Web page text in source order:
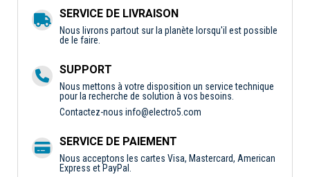
SERVICE DE LIVRAISON
Nous livrons partout sur la planète lorsqu'il est possible
de le faire.
SUPPORT
Nous mettons à votre disposition un service technique
pour la recherche de solution à vos besoins.
Contactez-nous info@electro5.com
SERVICE DE PAIEMENT
Nous acceptons les cartes Visa, Mastercard, American
Express et PayPal.